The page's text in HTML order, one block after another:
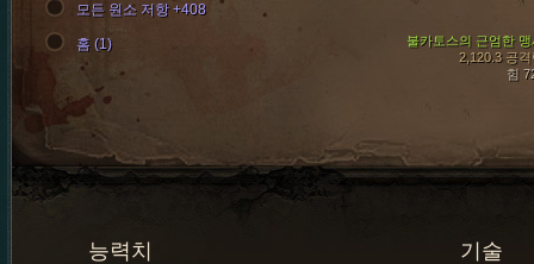
불카토스의 근엄한 맹
2,120.3 공격
힘
모든 원소 저항 +408
홈 (1)
기술
능력치